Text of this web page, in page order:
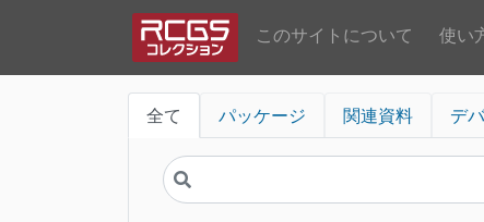
このサイトについて 使い
全て パッケージ 関連資料 デ